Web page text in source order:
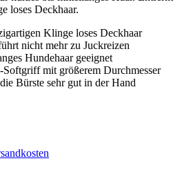
loses Deckhaar.
Klinge loses Deckhaar
nicht mehr zu Juckreizen
Hundehaar geeignet
mit größerem Durchmesser
Bürste sehr gut in der Hand